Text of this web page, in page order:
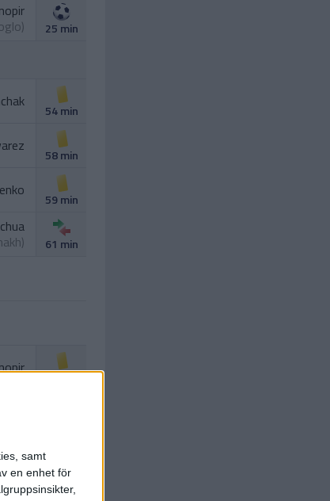
samt
en enhet för
) 25 min
54 min
58 min
59 min
) 61 min
62 min